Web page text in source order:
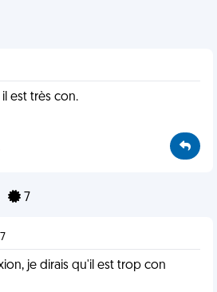
est très con.
7
je dirais qu'il est trop con